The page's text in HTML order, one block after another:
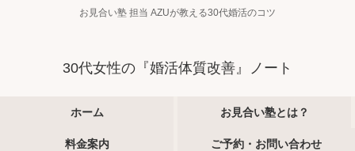
お見合い塾 担当 AZUが教える30代婚活のコツ
30代女性の『婚活体質改善』ノート
ホーム お見合い塾とは？
料金案内 ご予約・お問い合わせ